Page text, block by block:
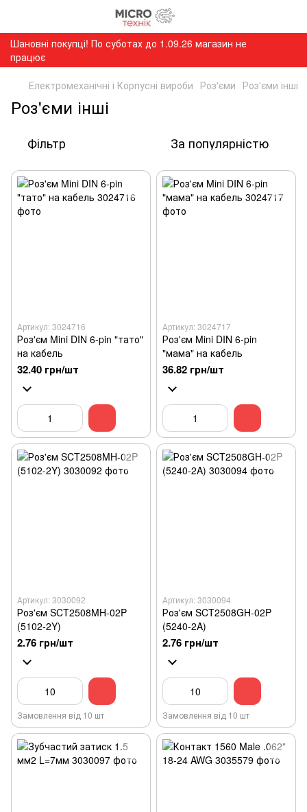
Шановні покупці! По суботах до 1.09.26 магазин не
працює
Електромеханічні і Корпусні вироби Роз'єми Роз'єми інші
Роз'єми інші
Фільтр За популярністю
Артикул: 3024716
Роз'єм Mini DIN 6-pin "тато"
на кабель
32.40 грн/шт
Артикул: 3024717
Роз'єм Mini DIN 6-pin
"мама" на кабель
36.82 грн/шт
Артикул: 3030092
Роз'єм SCT2508MH-02P
(5102-2Y)
2.76 грн/шт
Замовлення від 10 шт
Артикул: 3030094
Роз'єм SCT2508GH-02P
(5240-2A)
2.76 грн/шт
Замовлення від 10 шт